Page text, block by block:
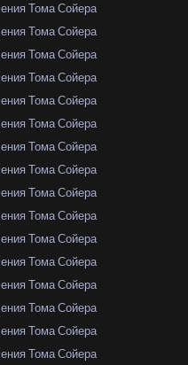
Тома Сойера
Тома Сойера
Тома Сойера
Тома Сойера
Тома Сойера
Тома Сойера
Тома Сойера
Тома Сойера
Тома Сойера
Тома Сойера
Тома Сойера
Тома Сойера
Тома Сойера
Тома Сойера
Тома Сойера
Тома Сойера